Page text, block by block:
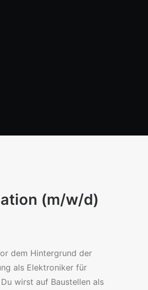
(m/w/d)
dem Hintergrund der
als Elektroniker für
wirst auf Baustellen als